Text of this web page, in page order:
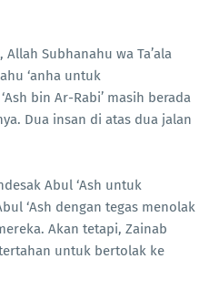
Subhanahu wa Ta’ala
‘anha untuk
bin Ar-Rabi’ masih berada
Dua insan di atas dua jalan
Abul ‘Ash untuk
‘Ash dengan tegas menolak
Akan tetapi, Zainab
untuk bertolak ke